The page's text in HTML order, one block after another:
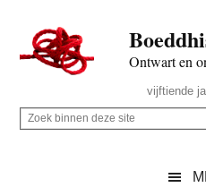
naar
de
inhoud
secondary
naar
de
sidebar
naar
de
Ontwart en
Rechts
vijftiende
Z
Z